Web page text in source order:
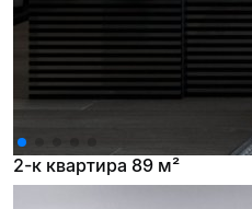
2-к квартира 89 м²